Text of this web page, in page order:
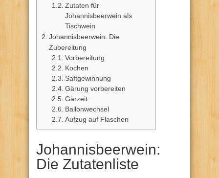
Zutaten für
Johannisbeerwein als
Tischwein
Johannisbeerwein: Die
Zubereitung
Vorbereitung
Kochen
Saftgewinnung
Gärung vorbereiten
Gärzeit
Ballonwechsel
Aufzug auf Flaschen
Johannisbeerwein:
Die Zutatenliste